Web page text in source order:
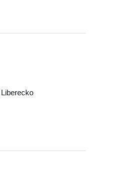
Liberecko